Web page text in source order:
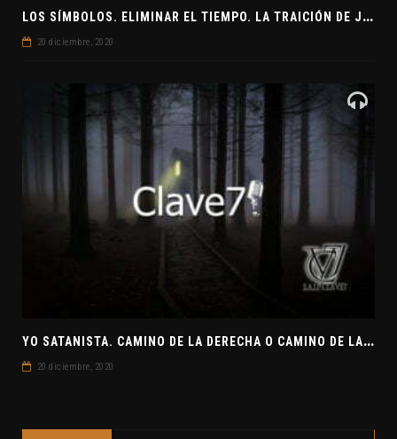
L
OS SÍMBOLOS. ELIMINAR EL TIEMPO. LA TRAICIÓN DE JUDAS
20 diciembre, 2020
Y
O SATANISTA. CAMINO DE LA DERECHA O CAMINO DE LA IZQUIERDA. CLAVE7 NEWS
20 diciembre, 2020